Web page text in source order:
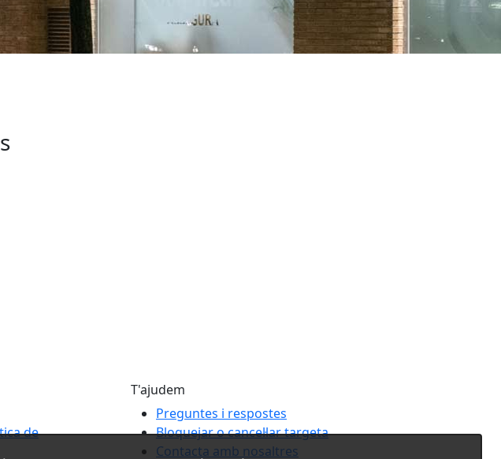
de
T'ajudem
Preguntes i respostes
Bloquejar o cancel·lar targeta
Contacta amb nosaltres